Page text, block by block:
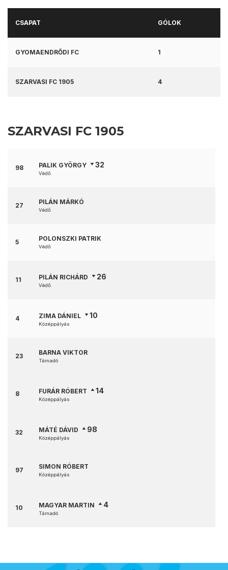
CSAPAT GÓLOK
GYOMAENDRŐDI FC 1
SZARVASI FC 1905 4
SZARVASI FC 1905
98 PALIK GYÖRGY 32
Védő
27 PILÁN MÁRKÓ
Védő
5 POLONSZKI PATRIK
Védő
11 PILÁN RICHÁRD 26
Védő
4 ZIMA DÁNIEL 10
Középpályás
23 BARNA VIKTOR
Támadó
8 FURÁR RÓBERT 14
Középpályás
32 MÁTÉ DÁVID 98
Középpályás
97 SIMON RÓBERT
Középpályás
10 MAGYAR MARTIN 4
Támadó